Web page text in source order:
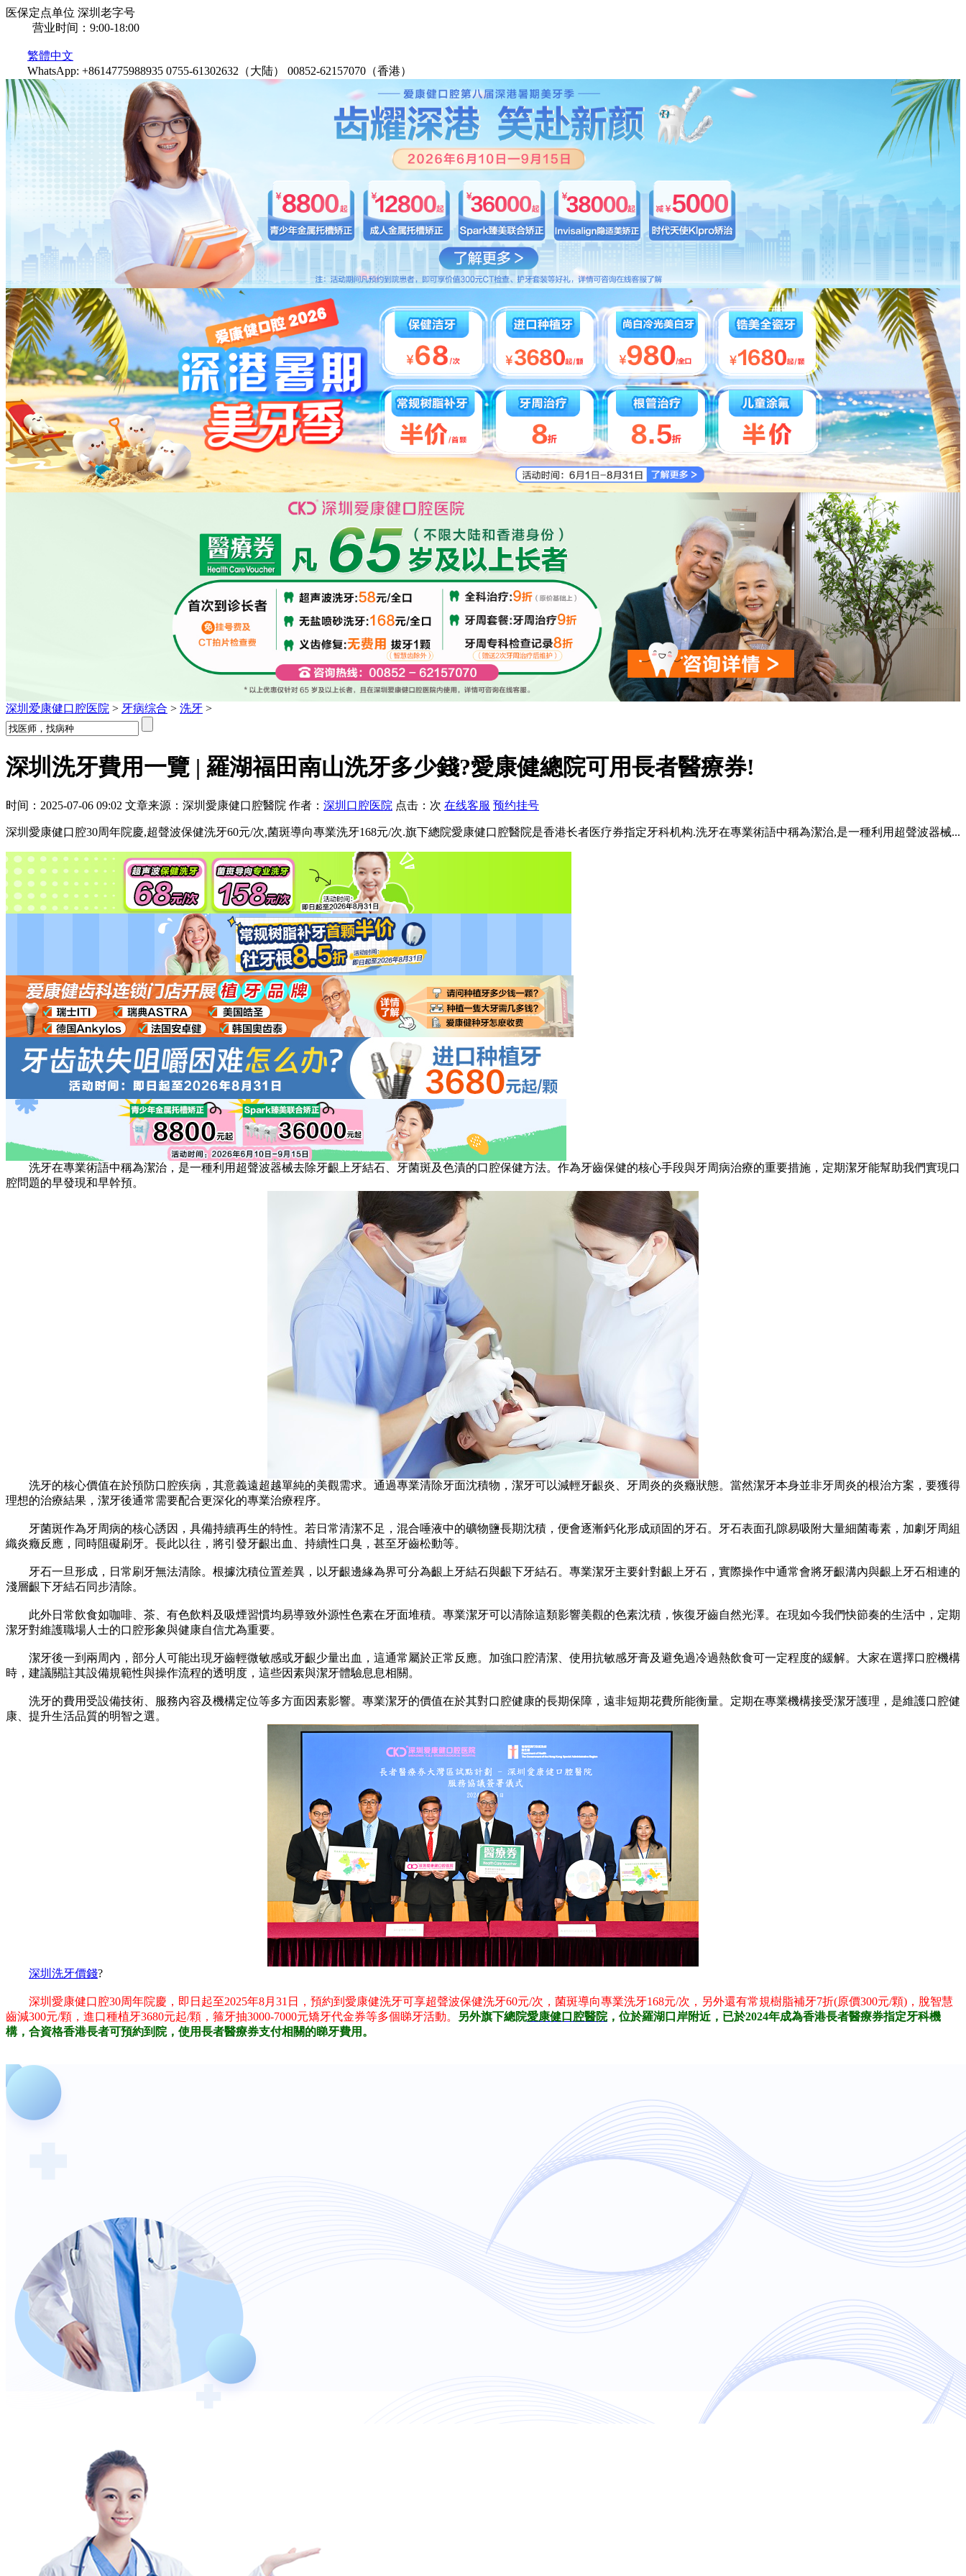
医保定点单位 深圳老字号
营业时间：9:00-18:00
繁體中文
WhatsApp: +8614775988935 0755-61302632（大陆） 00852-62157070（香港）
深圳爱康健口腔医院 > 牙病综合 > 洗牙 >
深圳洗牙費用一覽 | 羅湖福田南山洗牙多少錢?愛康健總院可用長者醫療券!
时间：2025-07-06 09:02 文章来源：深圳愛康健口腔醫院 作者： 深圳口腔医院 点击： 次 在线客服 预约挂号
深圳愛康健口腔30周年院慶,超聲波保健洗牙60元/次,菌斑導向專業洗牙168元/次.旗下總院愛康健口腔醫院是香港长者医疗券指定牙科机构.洗牙在專業術語中稱為潔治,是一種利用超聲波器械...
洗牙在專業術語中稱為潔治，是一種利用超聲波器械去除牙齦上牙結石、牙菌斑及色漬的口腔保健方法。作為牙齒保健的核心手段與牙周病治療的重要措施，定期潔牙能幫助我們實現口
腔問題的早發現和早幹預。
洗牙的核心價值在於預防口腔疾病，其意義遠超越單純的美觀需求。通過專業清除牙面沈積物，潔牙可以減輕牙齦炎、牙周炎的炎癥狀態。當然潔牙本身並非牙周炎的根治方案，要獲得
理想的治療結果，潔牙後通常需要配合更深化的專業治療程序。
牙菌斑作為牙周病的核心誘因，具備持續再生的特性。若日常清潔不足，混合唾液中的礦物鹽長期沈積，便會逐漸鈣化形成頑固的牙石。牙石表面孔隙易吸附大量細菌毒素，加劇牙周組
織炎癥反應，同時阻礙刷牙。長此以往，將引發牙齦出血、持續性口臭，甚至牙齒松動等。
牙石一旦形成，日常刷牙無法清除。根據沈積位置差異，以牙齦邊緣為界可分為齦上牙結石與齦下牙結石。專業潔牙主要針對齦上牙石，實際操作中通常會將牙齦溝內與齦上牙石相連的
淺層齦下牙結石同步清除。
此外日常飲食如咖啡、茶、有色飲料及吸煙習慣均易導致外源性色素在牙面堆積。專業潔牙可以清除這類影響美觀的色素沈積，恢復牙齒自然光澤。在現如今我們快節奏的生活中，定期
潔牙對維護職場人士的口腔形象與健康自信尤為重要。
潔牙後一到兩周內，部分人可能出現牙齒輕微敏感或牙齦少量出血，這通常屬於正常反應。加強口腔清潔、使用抗敏感牙膏及避免過冷過熱飲食可一定程度的緩解。大家在選擇口腔機構
時，建議關註其設備規範性與操作流程的透明度，這些因素與潔牙體驗息息相關。
洗牙的費用受設備技術、服務內容及機構定位等多方面因素影響。專業潔牙的價值在於其對口腔健康的長期保障，遠非短期花費所能衡量。定期在專業機構接受潔牙護理，是維護口腔健
康、提升生活品質的明智之選。
深圳洗牙價錢?
深圳愛康健口腔30周年院慶，即日起至2025年8月31日，預約到愛康健洗牙可享超聲波保健洗牙60元/次，菌斑導向專業洗牙168元/次，另外還有常規樹脂補牙7折(原價300元/顆)，脫智慧
齒減300元/顆，進口種植牙3680元起/顆，箍牙抽3000-7000元矯牙代金券等多個睇牙活動。
另外旗下總院愛康健口腔醫院，位於羅湖口岸附近，已於2024年成為香港長者醫療券指定牙科機
構，合資格香港長者可預約到院，使用長者醫療券支付相關的睇牙費用。